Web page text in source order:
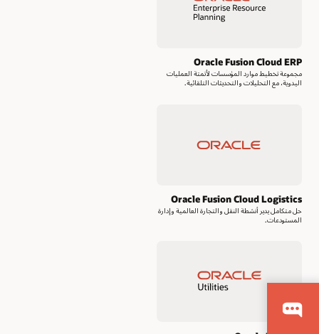
Oracle Fusion Cloud ERP
مجموعة تخطيط موارد المؤسسات لأتمتة العمليات
اليدوية، مع التحليلات والتحديثات التلقائية.
Oracle Fusion Cloud Logistics
حل متكامل يدير أنشطة النقل والتجارة العالمية وإدارة
المستودعات.